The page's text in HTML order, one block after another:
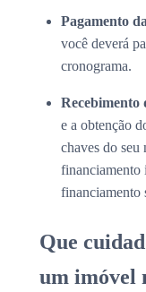
Pagamento
você deverá
cronograma.
Recebimento
e a obtenção
chaves do
financiamento
financiamento
Que
um imóvel